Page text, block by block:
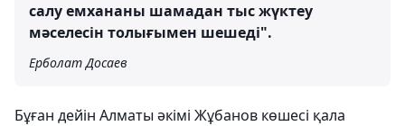
салу емхананы шамадан тыс жүктеу
мәселесін толығымен шешеді".
Ерболат Досаев
Бұған дейін Алматы әкімі Жұбанов көшесі қала